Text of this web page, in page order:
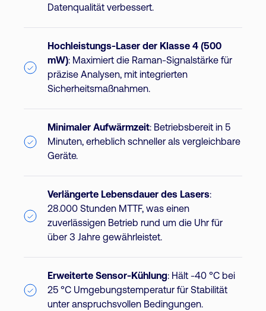
Datenqualität verbessert.
Hochleistungs-Laser der Klasse 4 (500
mW): Maximiert die Raman-Signalstärke für
präzise Analysen, mit integrierten
Sicherheitsmaßnahmen.
Minimaler Aufwärmzeit: Betriebsbereit in 5
Minuten, erheblich schneller als vergleichbare
Geräte.
Verlängerte Lebensdauer des Lasers:
28.000 Stunden MTTF, was einen
zuverlässigen Betrieb rund um die Uhr für
über 3 Jahre gewährleistet.
Erweiterte Sensor-Kühlung: Hält -40 °C bei
25 °C Umgebungstemperatur für Stabilität
unter anspruchsvollen Bedingungen.